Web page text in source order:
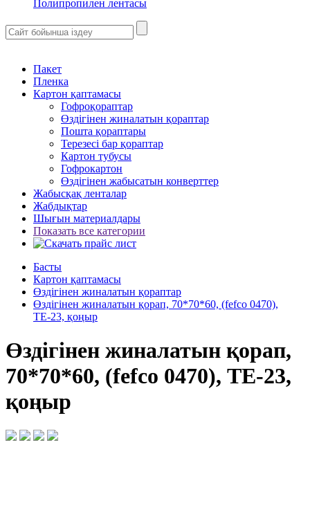
Полипропилен лентасы
Пакет
Пленка
Картон қаптамасы
Гофроқораптар
Өздігінен жиналатын қораптар
Пошта қораптары
Терезесі бар қораптар
Картон тубусы
Гофрокартон
Өздігінен жабысатын конверттер
Жабысқақ ленталар
Жабдықтар
Шығын материалдары
Показать все категории
Басты
Картон қаптамасы
Өздігінен жиналатын қораптар
Өздігінен жиналатын қорап, 70*70*60, (fefco 0470),
ТЕ-23, қоңыр
Өздігінен жиналатын қорап,
70*70*60, (fefco 0470), ТЕ-23,
қоңыр